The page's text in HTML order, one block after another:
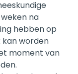
na
hebben op
kan worden
moment van